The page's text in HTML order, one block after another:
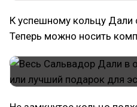
К успешному кольцу Дали
Теперь можно носить